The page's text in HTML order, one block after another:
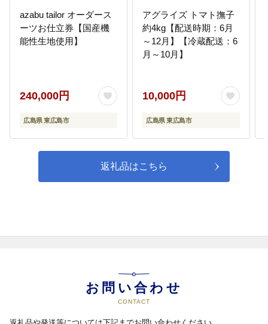
るまちづくり
広島大学とともに国際的研究拠点
東広島の形成を目指し、大学と連
携した研究開発や、学生の活動に
関する取組み等を推進します。
08
自治体におまかせ
きます。
azabu tailor オーダース
ーツお仕立券【国産機
能性生地使用】
240,000円
広島県 東広島市
アグライズ トマト撫子
約4kg【配送時期：6月
～12月】【冷蔵配送：6
月～10月】
10,000円
広島県 東広島市
返礼品はこちら
お問い合わせ
CONTACT